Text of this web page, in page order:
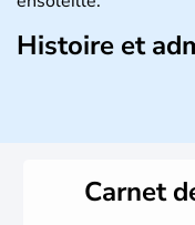
Histoire et
appelés « chiens de
Carnet